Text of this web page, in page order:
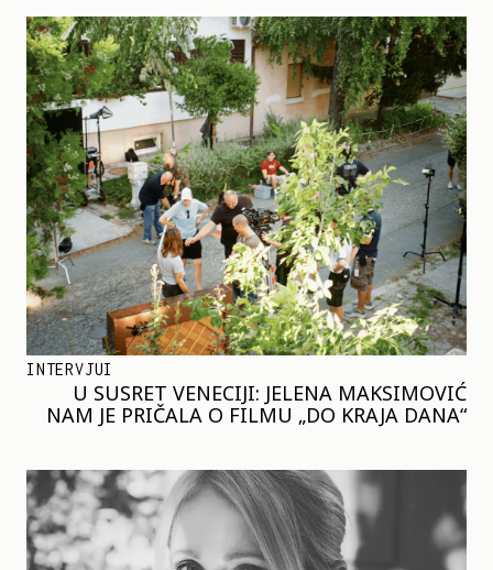
INTERVJUI
U SUSRET VENECIJI: JELENA MAKSIMOVIĆ
NAM JE PRIČALA O FILMU „DO KRAJA DANA“